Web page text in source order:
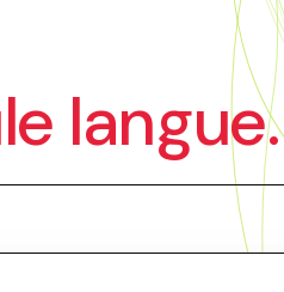
langue.